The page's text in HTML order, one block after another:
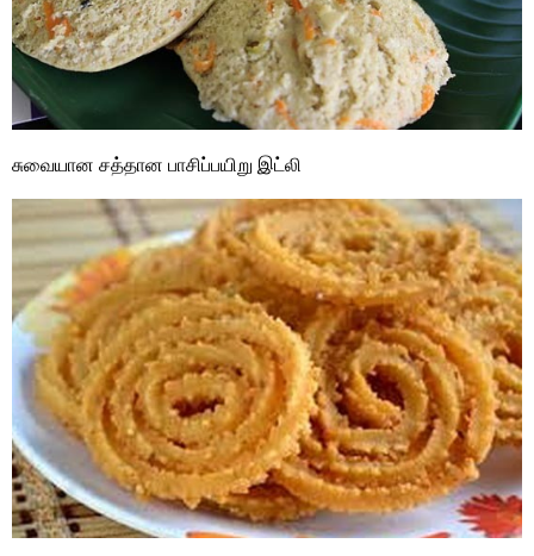
சுவையான சத்தான பாசிப்பயிறு இட்லி